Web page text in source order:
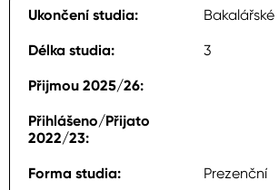
Bakalářské
3
Prezenční